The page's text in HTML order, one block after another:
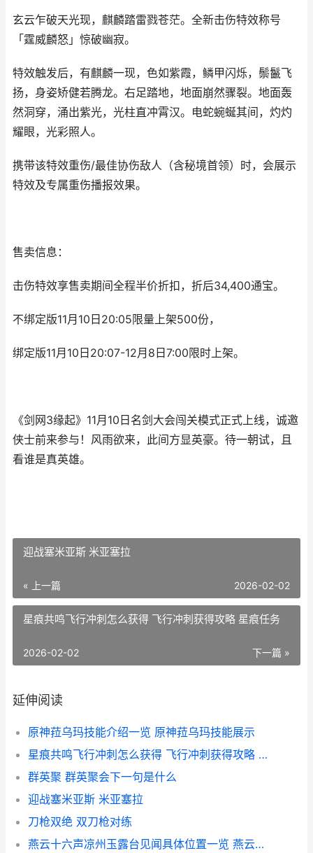
玄云乍破天光现，麒麟踏雷戮苍茫。全新击伤特效称号
「霆威麟怒」惊破幽寂。
特效触发后，有麒麟一现，色如紫霞，鳞甲闪烁，鬃鬣飞
扬，身姿矫健若腾龙。右足踏地，地面崩然骤裂。地面轰
然洞穿，涌出紫光，光柱直冲霄汉。电蛇蜿蜒其间，灼灼
耀眼，光彩照人。
携带该特效重伤/最佳协伤敌人（含秘境首领）时，会展示
特效及专属重伤播报效果。
售卖信息：
击伤特效享售卖期间全程半价折扣，折后34,400通宝。
不绑定版11月10日20:05限量上架500份，
绑定版11月10日20:07-12月8日7:00限时上架。
《剑网3缘起》11月10日名剑大会闯关模式正式上线，诚邀
侠士前来参与！风雨欲来，此间方显英豪。待一朝试，且
看谁是真英雄。
迎战塞米亚斯 米亚塞拉
« 上一篇 2026-02-02
星痕共鸣飞行冲刺怎么获得 飞行冲刺获得攻略 星痕任务
下一篇 »
2026-02-02
延伸阅读
原神菈乌玛技能介绍一览 原神菈乌玛技能展示
星痕共鸣飞行冲刺怎么获得 飞行冲刺获得攻略 星痕任务
群英聚 群英聚会下一句是什么
迎战塞米亚斯 米亚塞拉
刀枪双绝 双刀枪对练
燕云十六声凉州玉露台见闻具体位置一览 燕云十六声凉州歌